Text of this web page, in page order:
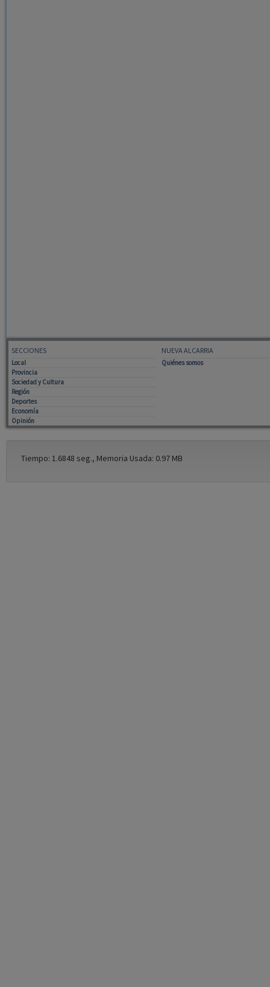
SECCIONES
Local
Provincia
Sociedad y Cultura
Región
Deportes
Economía
Opinión
NUEVA ALCARRIA
Quiénes somos
Tiempo: 1.6848 seg., Memoria Usada: 0.97 MB